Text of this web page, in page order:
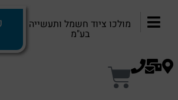
מולכו ציוד חשמל ותעשייה
בע"מ